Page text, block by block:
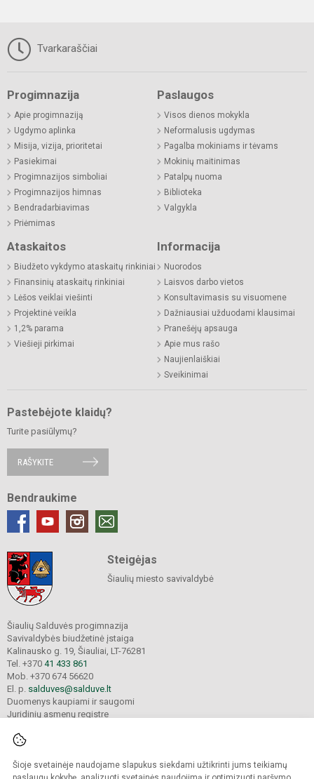
Šioje svetainėje naudojame slapukus siekdami užtikrinti jums teikiamų
Tvarkaraščiai
Progimnazija
Apie progimnaziją
Ugdymo aplinka
Misija, vizija, prioritetai
Pasiekimai
Progimnazijos simboliai
Progimnazijos himnas
Bendradarbiavimas
Priėmimas
Paslaugos
Visos dienos mokykla
Neformalusis ugdymas
Pagalba mokiniams ir tėvams
Mokinių maitinimas
Patalpų nuoma
Biblioteka
Valgykla
Ataskaitos
Biudžeto vykdymo ataskaitų rinkiniai
Finansinių ataskaitų rinkiniai
Lėšos veiklai viešinti
Projektinė veikla
1,2% parama
Viešieji pirkimai
Informacija
Nuorodos
Laisvos darbo vietos
Konsultavimasis su visuomene
Dažniausiai užduodami klausimai
Pranešėjų apsauga
Apie mus rašo
Naujienlaiškiai
Sveikinimai
Pastebėjote klaidų?
Turite pasiūlymų?
RAŠYKITE
Bendraukime
Steigėjas
Šiaulių miesto savivaldybė
Šiaulių Salduvės progimnazija
Savivaldybės biudžetinė įstaiga
Kalinausko g. 19, Šiauliai, LT-76281
Tel. +370 41 433 861
Mob. +370 674 56620
El. p. salduves@salduve.lt
Duomenys kaupiami ir saugomi
Juridinių asmenų registre
© 2026. Šiaulių Salduvės progimnazija. Visos teisės saugomos.